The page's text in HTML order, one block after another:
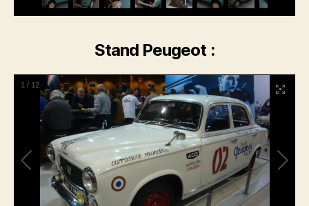
Stand Peugeot :
1 / 12